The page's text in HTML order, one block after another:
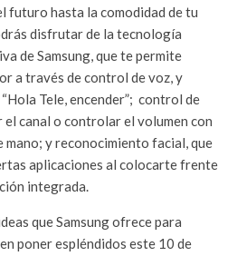
futuro hasta la comodidad de tu
disfrutar de la tecnología
de Samsung, que te permite
a través de control de voz, y
Tele, encender”; control de
el canal o controlar el volumen con
mano; y reconocimiento facial, que
aplicaciones al colocarte frente
integrada.
que Samsung ofrece para
poner espléndidos este 10 de